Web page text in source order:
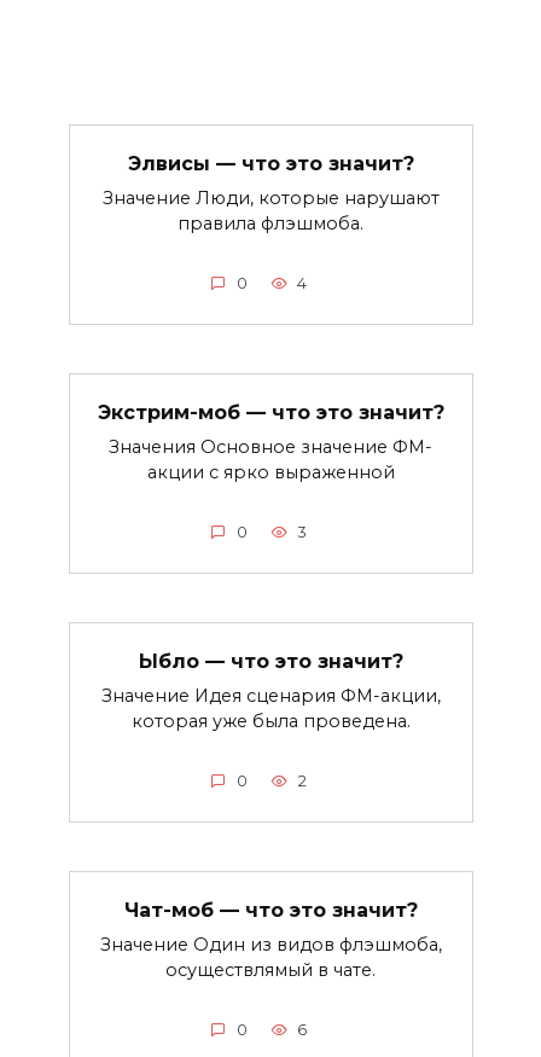
Элвисы — что это значит?
Значение Люди, которые нарушают
правила флэшмоба.
0 4
Экстрим-моб — что это значит?
Значения Основное значение ФМ-
акции с ярко выраженной
0 3
Ыбло — что это значит?
Значение Идея сценария ФМ-акции,
которая уже была проведена.
0 2
Чат-моб — что это значит?
Значение Один из видов флэшмоба,
осуществлямый в чате.
0 6